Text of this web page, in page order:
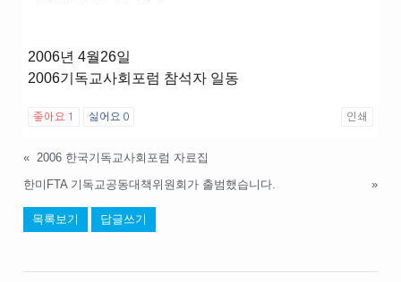
2006년 4월26일
2006기독교사회포럼 참석자 일동
좋아요 1 싫어요 0 인쇄
« 2006 한국기독교사회포럼 자료집
한미FTA 기독교공동대책위원회가 출범했습니다.
»
목록보기 답글쓰기